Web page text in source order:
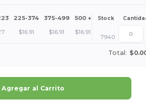
225-374 375-499 500 + Más
Stock
$16.91 $16.91 $16.91 +
7940
Total:
Agregar al Carrito